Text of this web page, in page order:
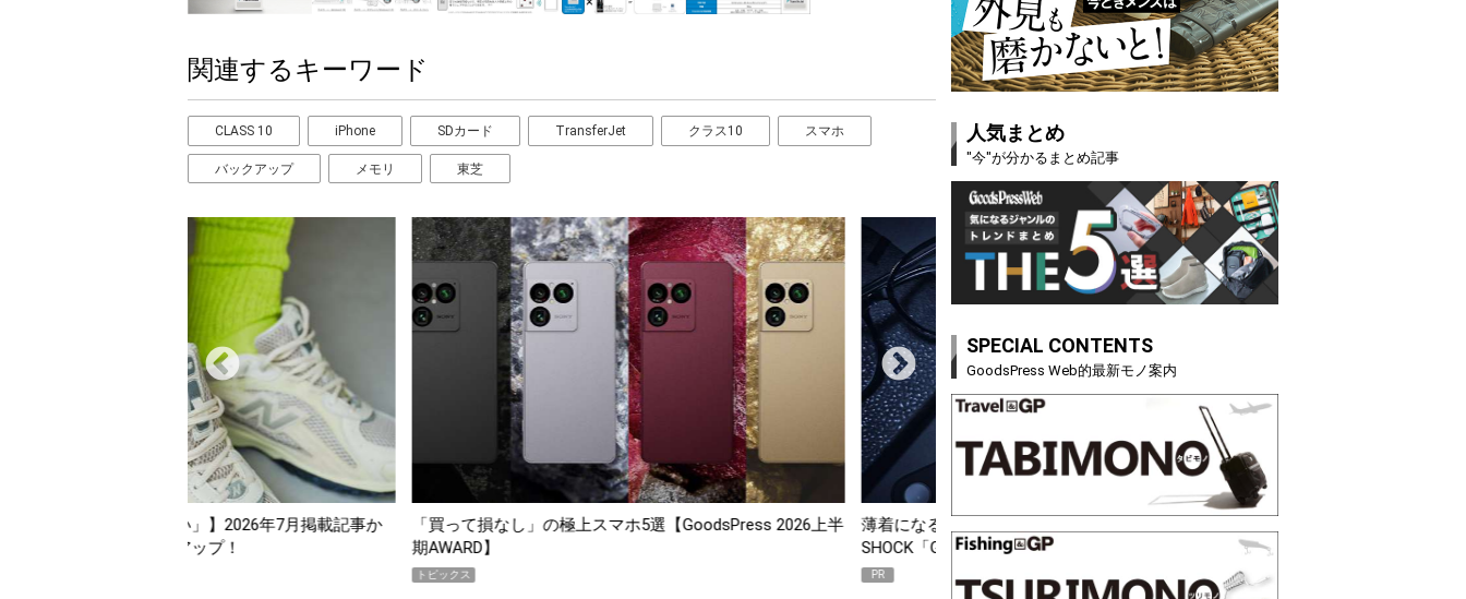
関連するキーワード
CLASS 10 iPhone SDカード TransferJet クラス10 スマホ
バックアップ メモリ 東芝
だ「指名買い」】2026年7月掲載記事か
「買って損なし」の極上スマホ5選【GoodsPress 2026上半
期AWARD】
薄着になる季節の夏こそ“映える”タフな腕時計を。G-
SHOCK「GRAVITYMASTER」は本当に機能も見た…
らイチオシアイテムをピック
トピックス
人気まとめ
"今"が分かるまとめ記事
SPECIAL CONTENTS
GoodsPress Web的最新モノ案内